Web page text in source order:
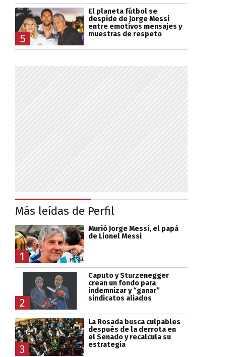
5
El planeta fútbol se
despide de Jorge Messi
entre emotivos mensajes y
muestras de respeto
Más leídas de Perfil
1
Murió Jorge Messi, el papá
de Lionel Messi
2
Caputo y Sturzenegger
crean un fondo para
indemnizar y “ganar”
sindicatos aliados
3
La Rosada busca culpables
después de la derrota en
el Senado y recalcula su
estrategia